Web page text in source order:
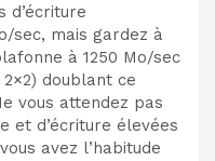
d’écriture
sec, mais gardez à
à 1250 Mo/sec
2×2) doublant ce
vous attendez pas
et d’écriture élevées
avez l’habitude